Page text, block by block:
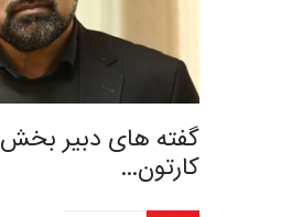
گفته های دبیر بخش
کارتون…